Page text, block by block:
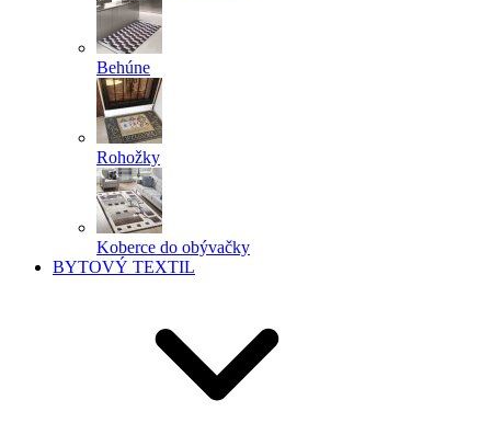
Behúne
Rohožky
Koberce do obývačky
BYTOVÝ TEXTIL